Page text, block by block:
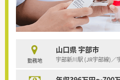
勤務地
山口県 宇部市
宇部新川駅 (JR宇部線)／